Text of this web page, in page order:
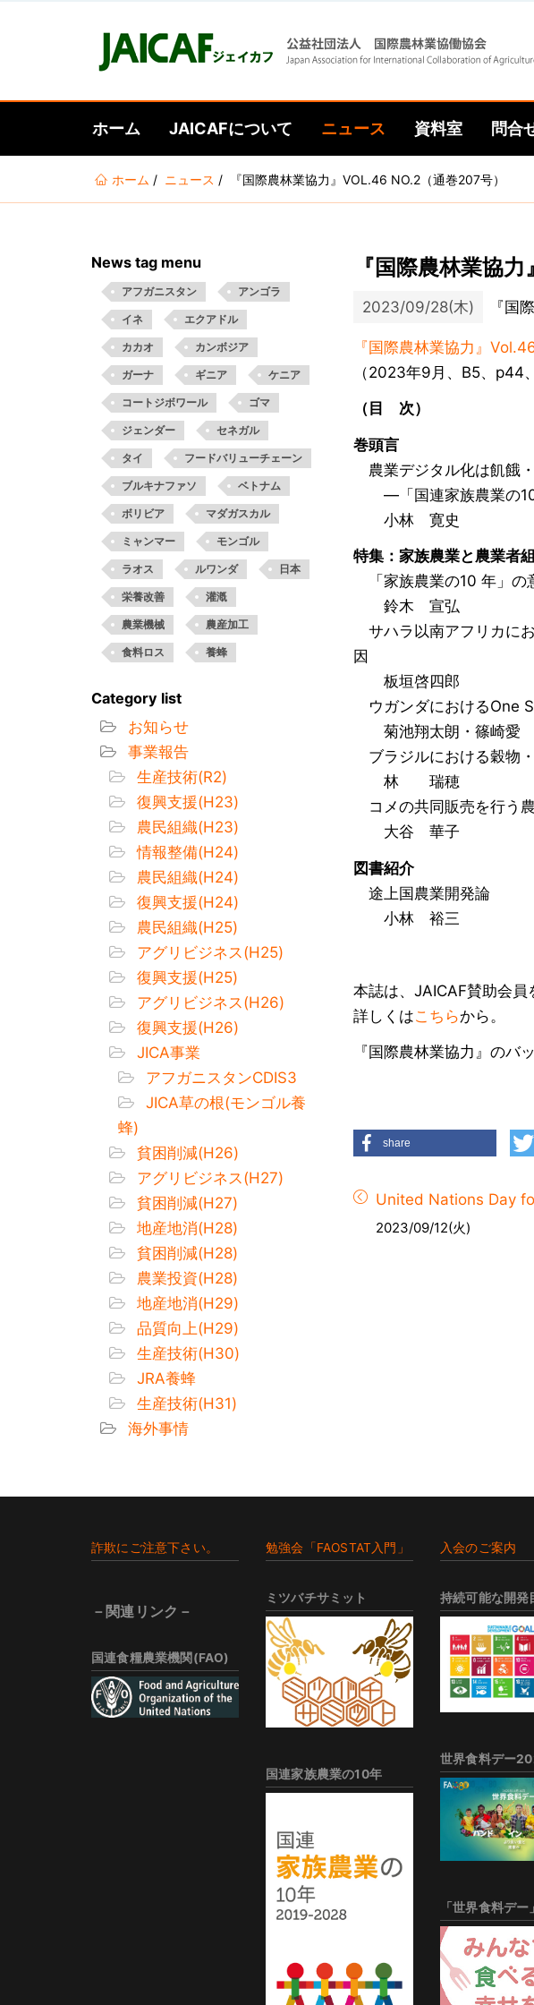
ホーム JAICAFについて ニュース 資料室 問合
ホーム ニュース 『国際農林業協力』VOL.46 NO.2（通巻207号）
News tag menu
アフガニスタン アンゴラ
イネ エクアドル
カカオ カンボジア
ガーナ ギニア ケニア
コートジボワール ゴマ
ジェンダー セネガル
タイ フードバリューチェーン
ブルキナファソ ベトナム
ボリビア マダガスカル
ミャンマー モンゴル
ラオス ルワンダ 日本
栄養改善 灌漑
農業機械 農産加工
食料ロス 養蜂
Category list
お知らせ
事業報告
生産技術(R2)
復興支援(H23)
農民組織(H23)
情報整備(H24)
農民組織(H24)
復興支援(H24)
農民組織(H25)
アグリビジネス(H25)
復興支援(H25)
アグリビジネス(H26)
復興支援(H26)
JICA事業
アフガニスタンCDIS3
JICA草の根(モンゴル養
蜂)
貧困削減(H26)
アグリビジネス(H27)
貧困削減(H27)
地産地消(H28)
貧困削減(H28)
農業投資(H28)
地産地消(H29)
品質向上(H29)
生産技術(H30)
JRA養蜂
生産技術(H31)
海外事情
『国際農林業協
2023/09/28(木) 『国
『国際農林業協力』
（2023年9月、B5、p44
（目 次）
巻頭言
農業デジタル化は飢餓
―「国連家族農業の10
小林 寛史
特集：家族農業と農業者
「家族農業の10 年」の
鈴木 宣弘
サハラ以南アフリカに
因
板垣啓四郎
ウガンダにおけるOne
菊池翔太朗・篠崎愛
ブラジルにおける穀物
林 瑞穂
コメの共同販売を行う
大谷 華子
図書紹介
途上国農業開発論
小林 裕三
本誌は、JAICAF賛助会員
詳しくはこちらから。
『国際農林業協力』のバ
share
United Nations Day
2023/09/12(火)
詐欺にご注意下さい。
－関連リンク－
国連食糧農業機関(FAO)
勉強会「FAOSTAT入門」
ミツバチサミット
国連家族農業の10年
入会のご案内
持続可能な開発
世界食料デー
「世界食料デ